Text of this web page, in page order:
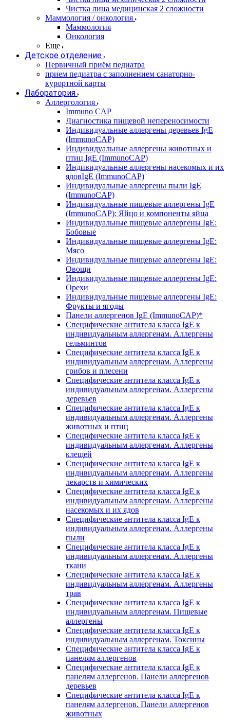
Чистка лица медицинская 2 сложности
Маммология / онкология
Маммология
Онкология
Еще
Детское отделение
Первичный приём педиатра
прием педиатра с заполнением санаторно-
курортной карты
Лаборатория
Аллергология
Immuno CAP
Диагностика пищевой непереносимости
Индивидуальные аллергены деревьев IgE
(ImmunoCAP)
Индивидуальные аллергены животных и
птиц IgE (ImmunoCAP)
Индивидуальные аллергены насекомых и их
ядовIgE (ImmunoCAP)
Индивидуальные аллергены пыли IgE
(ImmunoCAP)
Индивидуальные пищевые аллергены IgE
(ImmunoCAP): Яйцо и компоненты яйца
Индивидуальные пищевые аллергены IgE:
Бобовые
Индивидуальные пищевые аллергены IgE:
Мясо
Индивидуальные пищевые аллергены IgE:
Овощи
Индивидуальные пищевые аллергены IgE:
Орехи
Индивидуальные пищевые аллергены IgE:
Фрукты и ягоды
Панели аллергенов IgE (ImmunoCAP)*
Специфические антитела класса IgE к
индивидуальным аллергенам. Аллергены
гельминтов
Специфические антитела класса IgE к
индивидуальным аллергенам. Аллергены
грибов и плесени
Специфические антитела класса IgE к
индивидуальным аллергенам. Аллергены
деревьев
Специфические антитела класса IgE к
индивидуальным аллергенам. Аллергены
животных и птиц
Специфические антитела класса IgE к
индивидуальным аллергенам. Аллергены
клещей
Специфические антитела класса IgE к
индивидуальным аллергенам. Аллергены
лекарств и химических
Специфические антитела класса IgE к
индивидуальным аллергенам. Аллергены
насекомых и их ядов
Специфические антитела класса IgE к
индивидуальным аллергенам. Аллергены
пыли
Специфические антитела класса IgE к
индивидуальным аллергенам. Аллергены
ткани
Специфические антитела класса IgE к
индивидуальным аллергенам. Аллергены
трав
Специфические антитела класса IgE к
индивидуальным аллергенам. Пищевые
аллергены
Специфические антитела класса IgE к
индивидуальным аллергенам. Токсины
Специфические антитела класса IgE к
панелям аллергенов
Специфические антитела класса IgE к
панелям аллергенов. Панели аллергенов
деревьев
Специфические антитела класса IgE к
панелям аллергенов. Панели аллергенов
животных